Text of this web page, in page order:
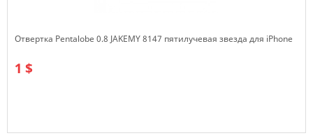
Отвертка Pentalobe 0.8 JAKEMY 8147 пятилучевая звезда для iPhone
1 $